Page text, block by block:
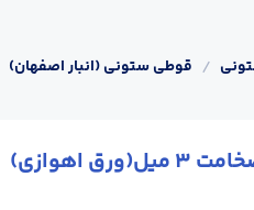
/ قوطی ستونی (انبار اصفهان)